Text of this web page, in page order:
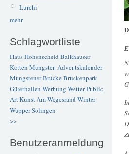
Lurchi
mehr
Schlagwortliste
Haus Hohenscheid Balkhauser
Kotten Müngsten Adventskalender
Müngstener BrückeBrückenpark
Güterhallen Werbung WetterPublic
ArtKunstAm Wegesrand Winter
WupperSolingen
>>
Benutzeranmeldung